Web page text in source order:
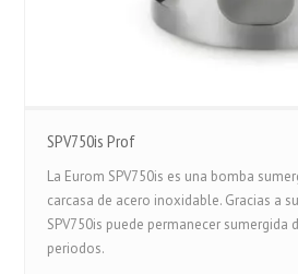
SPV750is Prof
La Eurom SPV750is es una bomba
carcasa de acero inoxidable. Gracias a
SPV750is puede permanecer sumergida
periodos.